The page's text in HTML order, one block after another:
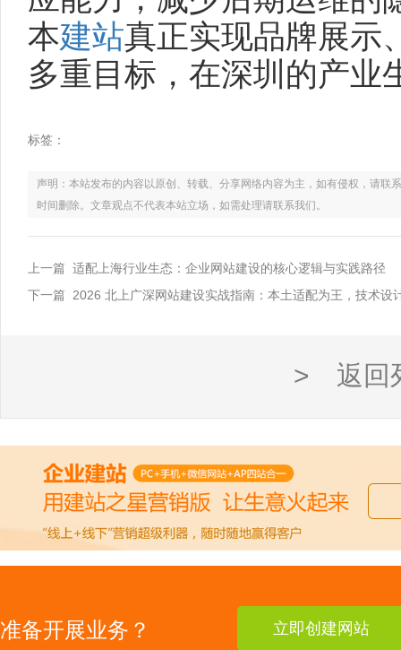
本建站真正实现品牌展示
多重目标，在深圳的产业
标签：
声明：本站发布的内容以原创、转载、分享网络内容为主，如有侵权，请
时间删除。文章观点不代表本站立场，如需处理请联系我们。
上一篇 适配上海行业生态：企业网站建设的核心逻辑与实践路径
下一篇 2026 北上广深网站建设实战指南：本土适配为王，技术设
> 返回
准备开展业务？ 立即创建网站